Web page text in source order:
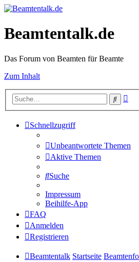
Beamtentalk.de
Das Forum von Beamten für Beamte
Zum Inhalt
Suche
Schnellzugriff
Unbeantwortete Themen
Aktive Themen
Suche
Impressum
Beihilfe-App
FAQ
Anmelden
Registrieren
Beamtentalk Startseite